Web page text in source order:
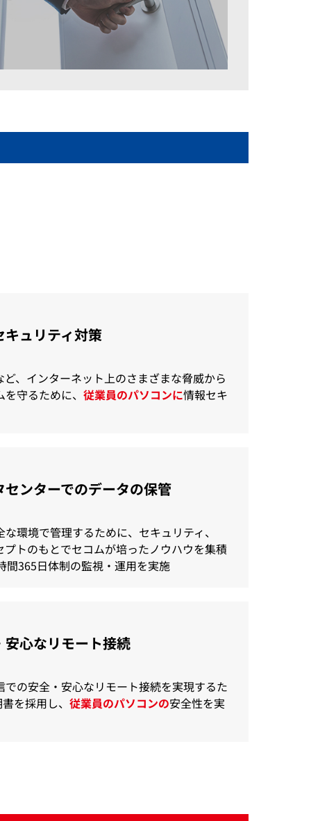
キュリティ対策
、インターネット上のさまざまな脅威から
守るために、 従業員のパソコンに情報セキ
センターでのデータの保管
環境で管理するために、セキュリティ、
トのもとでセコムが培ったノウハウを集積
間365日体制の監視・運用を実施
安心なリモート接続
の安全・安心なリモート接続を実現するた
を採用し、 従業員のパソコンの安全性を実